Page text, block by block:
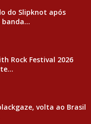
do Slipknot após
banda...
Rock Festival 2026
volta ao Brasil